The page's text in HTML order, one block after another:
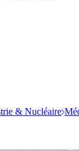
& Nucléaire